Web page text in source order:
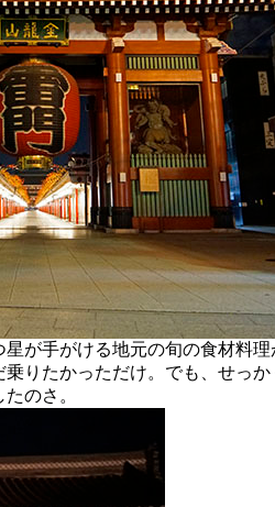
が手がける地元の旬の食材料理
りたかっただけ。でも、せっ
のさ。